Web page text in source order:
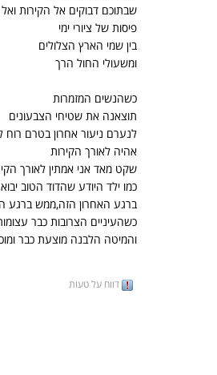
שבתוכם דבוקים אל הקירות
פיסות של ציורי ימי
בין שמי הארץ הצלולים
ומשעולי החול הרך
כשהנשים המזמרות
תוצאנה את שטיחי הצבעונים
לנערם ניעור אחרון בטרם רוח
אהיה לאורך הקירות
שקט מאד אני אמתין לאורך
כמו ילד היודע שהדוד הטוב
ברגע האחרון הזה,ממש ברגע
כשהעיניים הצרובות כבר
והמיטה הלבנה מוצעת כבר
דווח על טעות